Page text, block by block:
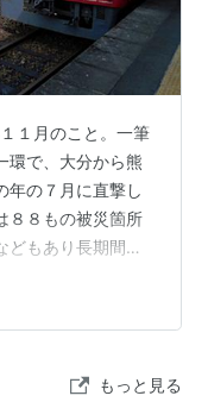
１月のこと。一筆
環で、大分から熊
年の７月に直撃し
８８もの被災箇所
どもあり長期間不
豊肥本線のうち
使わないことには
たせた次第です。
もっと見る